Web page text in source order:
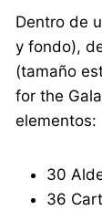
Dentro de
y fondo),
(tamaño
for the
elementos:
30
36